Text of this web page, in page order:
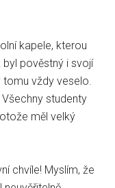
kapele, kterou
byl pověstný i svojí
tomu vždy veselo.
studenty
měl velký
chvíle! Myslím, že